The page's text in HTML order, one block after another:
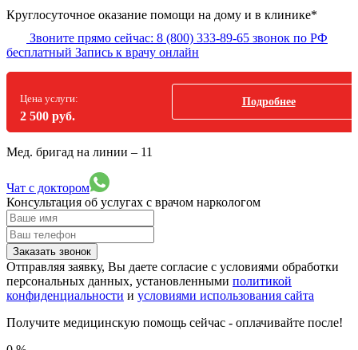
Круглосуточное оказание помощи на дому и в клинике*
Звоните прямо сейчас: 8 (800) 333-89-65 звонок по РФ
бесплатный Запись к врачу онлайн
Цена услуги:
2 500 руб.
Подробнее
Мед. бригад на линии – 11
Чат с доктором
Консультация об услугах с врачом наркологом
Заказать звонок
Отправляя заявку, Вы даете согласие с условиями обработки
персональных данных, установленными политикой
конфиденциальности и условиями использования сайта
Получите медицинскую помощь сейчас - оплачивайте после!